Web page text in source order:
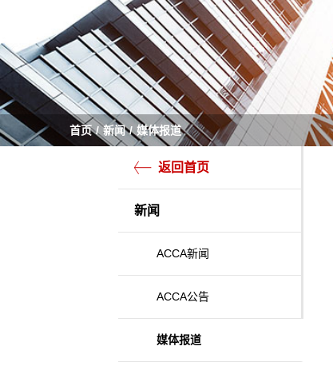
首页 新闻 媒体报道
返回首页
新闻
ACCA新闻
ACCA公告
媒体报道